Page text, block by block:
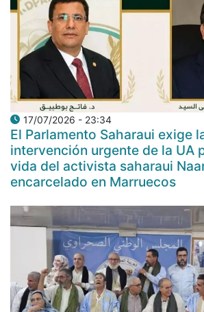
17/07/2026 - 23:34
El Parlamento Saharaui exige
intervención urgente de la UA
vida del activista saharaui
encarcelado en Marruecos